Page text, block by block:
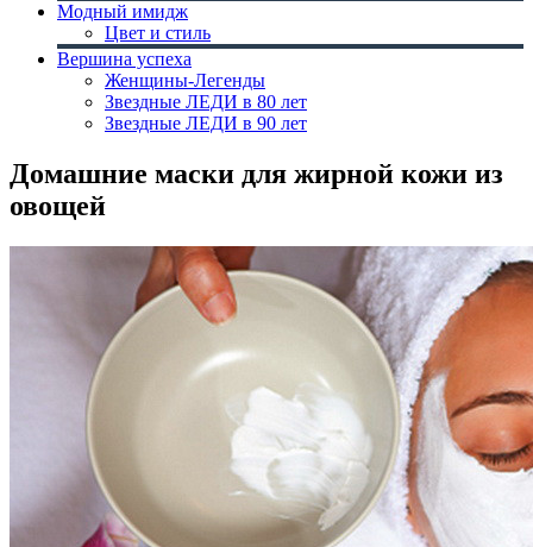
Модный имидж
Цвет и стиль
Вершина успеха
Женщины-Легенды
Звездные ЛЕДИ в 80 лет
Звездные ЛЕДИ в 90 лет
Домашние маски для жирной кожи из
овощей